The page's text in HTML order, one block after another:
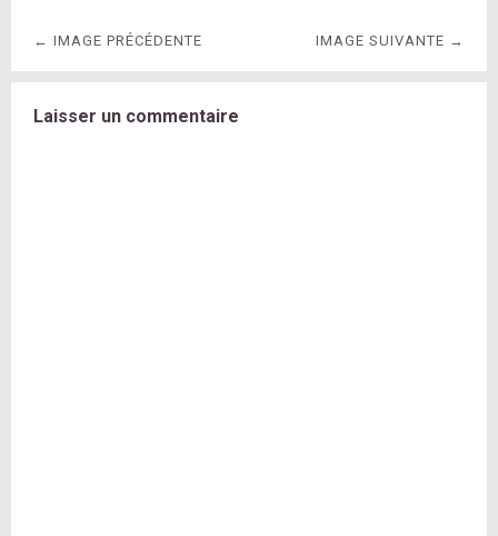
← IMAGE PRÉCÉDENTE IMAGE SUIVANTE →
Laisser un commentaire